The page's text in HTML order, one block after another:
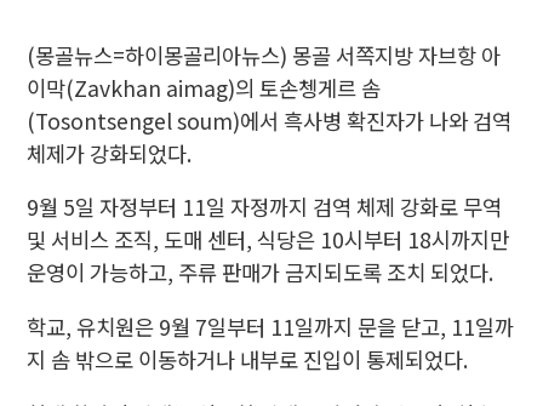
(몽골뉴스=하이몽골리아뉴스) 몽골 서쪽지방 자브항 아
이막(Zavkhan aimag)의 토손쳉게르 솜
(Tosontsengel soum)에서 흑사병 확진자가 나와 검역
체제가 강화되었다.
9월 5일 자정부터 11일 자정까지 검역 체제 강화로 무역
및 서비스 조직, 도매 센터, 식당은 10시부터 18시까지만
운영이 가능하고, 주류 판매가 금지되도록 조치 되었다.
학교, 유치원은 9월 7일부터 11일까지 문을 닫고, 11일까
지 솜 밖으로 이동하거나 내부로 진입이 통제되었다.